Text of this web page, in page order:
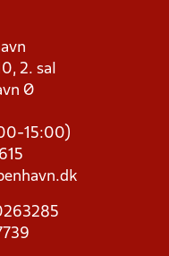
2. sal
Ø
15:00)